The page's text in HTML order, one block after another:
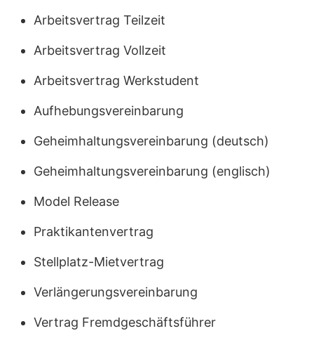
Arbeitsvertrag Teilzeit
Arbeitsvertrag Vollzeit
Arbeitsvertrag Werkstudent
Aufhebungsvereinbarung
Geheimhaltungsvereinbarung (deutsch)
Geheimhaltungsvereinbarung (englisch)
Model Release
Praktikantenvertrag
Stellplatz-Mietvertrag
Verlängerungsvereinbarung
Vertrag Fremdgeschäftsführer